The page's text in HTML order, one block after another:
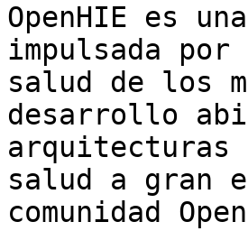
OpenHIE es
impulsada
salud de los
desarrollo
arquitecturas
salud a gran
comunidad